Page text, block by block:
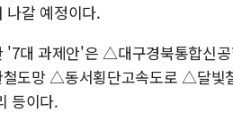
나갈 예정이다.
'7대 과제안'은 △대구경북통합신
도망 △동서횡단고속도로 △달빛
등이다.